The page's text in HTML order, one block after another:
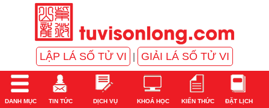
LẬP LÁ SỐ TỬ VI GIẢI LÁ SỐ TỬ VI
DANH MỤC TIN TỨC DỊCH VỤ KHOÁ HỌC KIẾN THỨC ĐẶT LỊCH